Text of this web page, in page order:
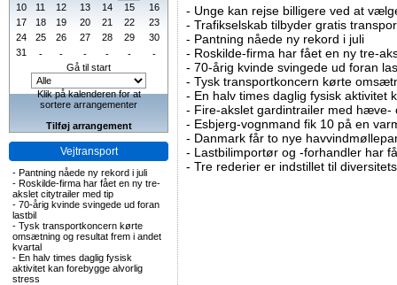
10
11 12 13 14 15
16
17
18 19 20 21 22
23
24
25 26 27 28 29
30
31
- - - - -
-
Gå til start
Klik på kalenderen for at
sortere arrangementer
Tilføj arrangement
Vejtransport
- Pantning nåede ny rekord i juli
- Roskilde-firma har fået en ny tre-
akslet citytrailer med tip
- 70-årig kvinde svingede ud foran
lastbil
- Tysk transportkoncern kørte
omsætning og resultat frem i andet
kvartal
- En halv times daglig fysisk
aktivitet kan forebygge alvorlig
stress
- Unge kan rejse billigere ved at
- Trafikselskab tilbyder gratis
- Pantning nåede ny rekord i juli
- Roskilde-firma har fået en ny tre-
- 70-årig kvinde svingede ud foran
- Tysk transportkoncern kørte
- En halv times daglig fysisk aktivitet
- Fire-akslet gardintrailer med hæve-
- Esbjerg-vognmand fik 10 på en
- Danmark får to nye
- Lastbilimportør og -forhandler har
- Tre rederier er indstillet til